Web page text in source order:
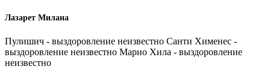
Лазарет Милана
Пулишич - выздоровление неизвестно Санти Хименес -
выздоровление неизвестно Марио Хила - выздоровление
неизвестно